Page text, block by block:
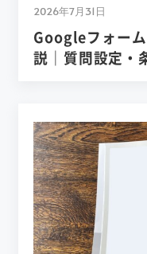
2026年7月31日
Googleフォー
説｜質問設定・